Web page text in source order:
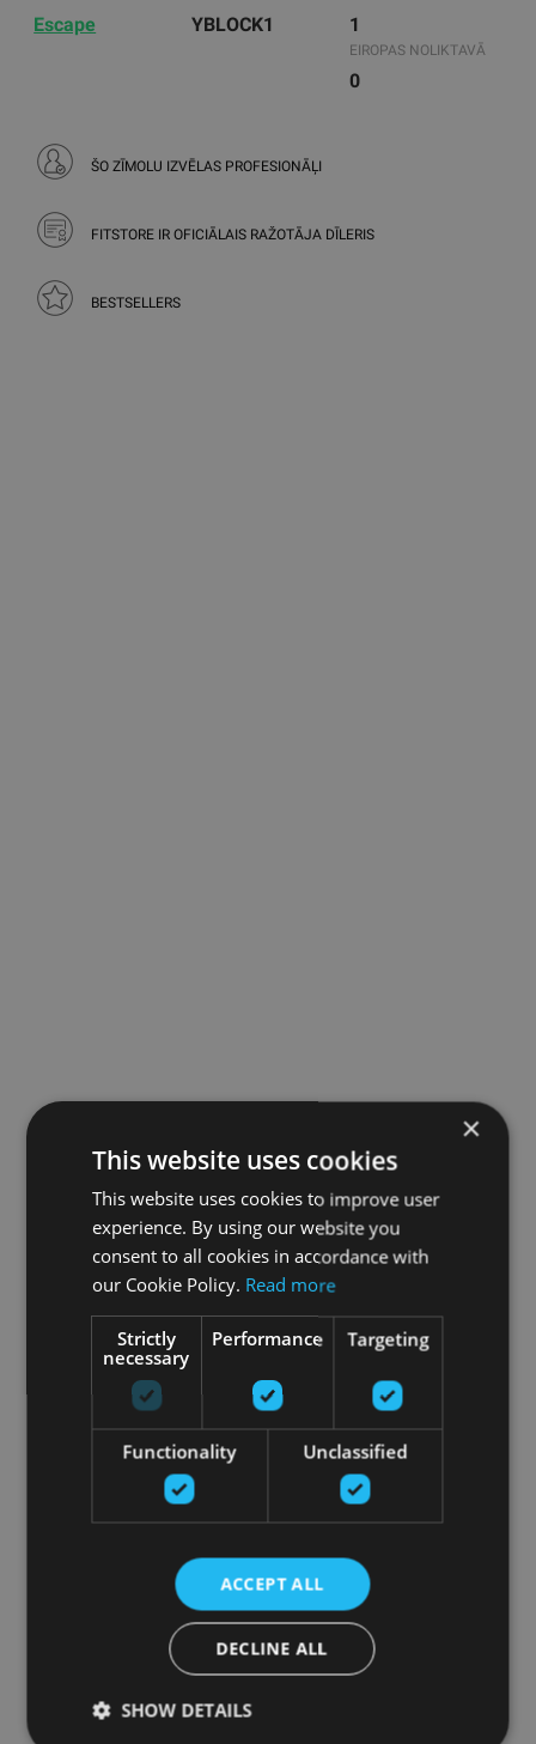
Escape YBLOCK1 1
EIROPAS NOLIKTAVĀ
0
ŠO ZĪMOLU IZVĒLAS PROFESIONĀĻI
FITSTORE IR OFICIĀLAIS RAŽOTĀJA DĪLERIS
BESTSELLERS
×
This website uses cookies
This website uses cookies to improve user
experience. By using our website you
consent to all cookies in accordance with
our Cookie Policy. Read more
Strictly
necessary
Performance Targeting
Functionality Unclassified
ACCEPT ALL
DECLINE ALL
SHOW DETAILS